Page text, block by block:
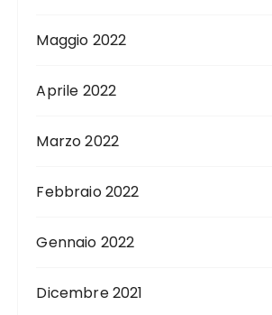
Maggio 2022
Aprile 2022
Marzo 2022
Febbraio 2022
Gennaio 2022
Dicembre 2021